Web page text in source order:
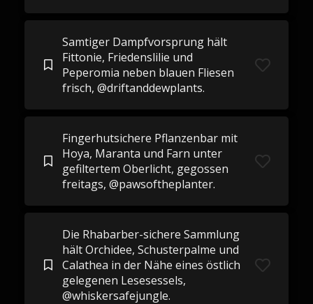
Samtiger Dampfvorsprung hält
Fittonie, Friedenslilie und
Peperomia neben blauen Fliesen
frisch, @driftanddewplants.
Fingerhutsichere Pflanzenbar mit
Hoya, Maranta und Farn unter
gefiltertem Oberlicht, gegossen
freitags, @pawsoftheplanter.
Die Rhabarber-sichere Sammlung
hält Orchidee, Schusterpalme und
Calathea in der Nähe eines östlich
gelegenen Lesesessels,
@whiskersafejungle.